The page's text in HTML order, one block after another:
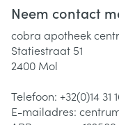
Neem contact
cobra apotheek
Statiestraat 51
2400 Mol
Telefoon: +32(0)14 31
E-mailadres: